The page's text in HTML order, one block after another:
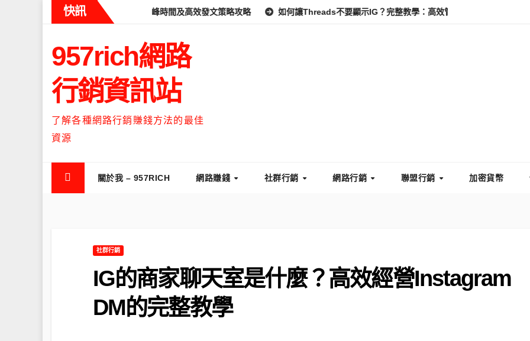
快訊
麼時候流量最高？流量高峰時間及高效發文策略攻略 如何讓Threads不要顯示IG？完整教學：高效管理你的線上隱私與數據安全
957rich網路
行銷資訊站
了解各種網路行銷賺錢方法的最佳
資源
關於我 – 957RICH 網路賺錢 社群行銷 網路行銷 聯盟行銷 加密貨幣
社群行銷
IG的商家聊天室是什麼？高效經營Instagram
DM的完整教學